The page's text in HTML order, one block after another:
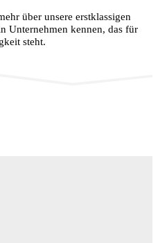
über unsere erstklassigen
Unternehmen kennen, das für
steht.